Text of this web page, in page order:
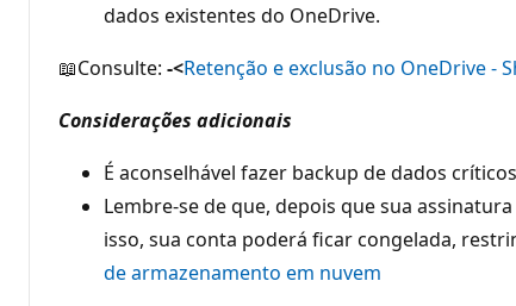
dados existentes do OneDrive.
📖Consulte: -<Retenção e exclusão no OneDrive
Considerações adicionais
É aconselhável fazer backup de dados
Lembre-se de que, depois que sua
isso, sua conta poderá ficar congelada,
de armazenamento em nuvem